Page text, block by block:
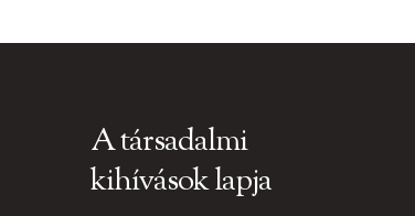
A társadalmi
kihívások lapja